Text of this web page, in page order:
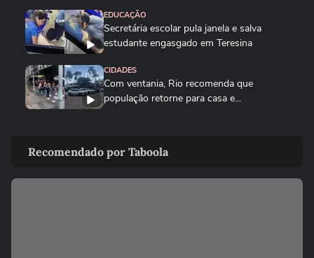
EDUCAÇÃO
Secretária escolar pula janela e salva
estudante engasgado em Teresina
CIDADES
Com ventania, Rio recomenda que
população retorne para casa e...
‘Cenário de guerra’
MUNDO
Recomendado por Taboola